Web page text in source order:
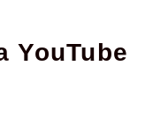
YouTube